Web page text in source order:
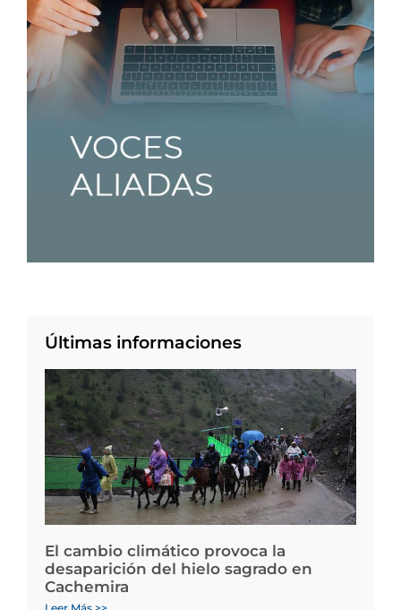
Últimas informaciones
El cambio climático provoca la
desaparición del hielo sagrado en
Cachemira